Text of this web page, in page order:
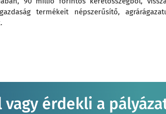
termékeit népszerűsítő,
érdekli a